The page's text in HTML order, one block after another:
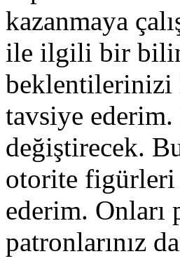
kazanmaya
ile ilgili bir
beklentilerinizi
tavsiye
değiştirecek.
otorite figürleri
ederim.
patronlarınız